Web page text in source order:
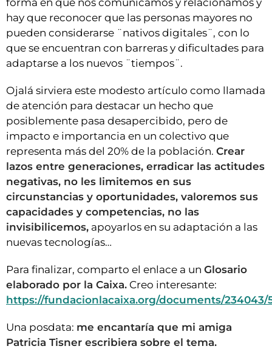
forma en que nos comunicamos y relacionamos y
hay que reconocer que las personas mayores no
pueden considerarse ¨nativos digitales¨, con lo
que se encuentran con barreras y dificultades para
adaptarse a los nuevos ¨tiempos¨.
Ojalá sirviera este modesto artículo como llamada
de atención para destacar un hecho que
posiblemente pasa desapercibido, pero de
impacto e importancia en un colectivo que
representa más del 20% de la población. Crear
lazos entre generaciones, erradicar las actitudes
negativas, no les limitemos en sus
circunstancias y oportunidades, valoremos sus
capacidades y competencias, no las
invisibilicemos, apoyarlos en su adaptación a las
nuevas tecnologías…
Para finalizar, comparto el enlace a un Glosario
elaborado por la Caixa. Creo interesante:
https://fundacionlacaixa.org/documents/234043/
Una posdata: me encantaría que mi amiga
Patricia Tisner escribiera sobre el tema.